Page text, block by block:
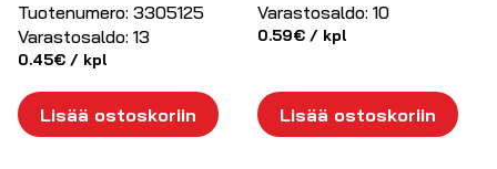
Tuotenumero: 3305125
Varastosaldo: 13
0.45€ / kpl
Lisää ostoskoriin
Varastosaldo: 10
0.59€ / kpl
Lisää ostoskoriin